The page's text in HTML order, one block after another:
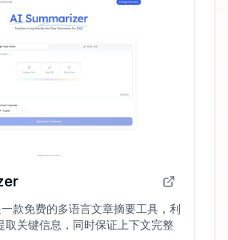
款免费的多语言文章摘要工具，利
取关键信息，同时保证上下文完整